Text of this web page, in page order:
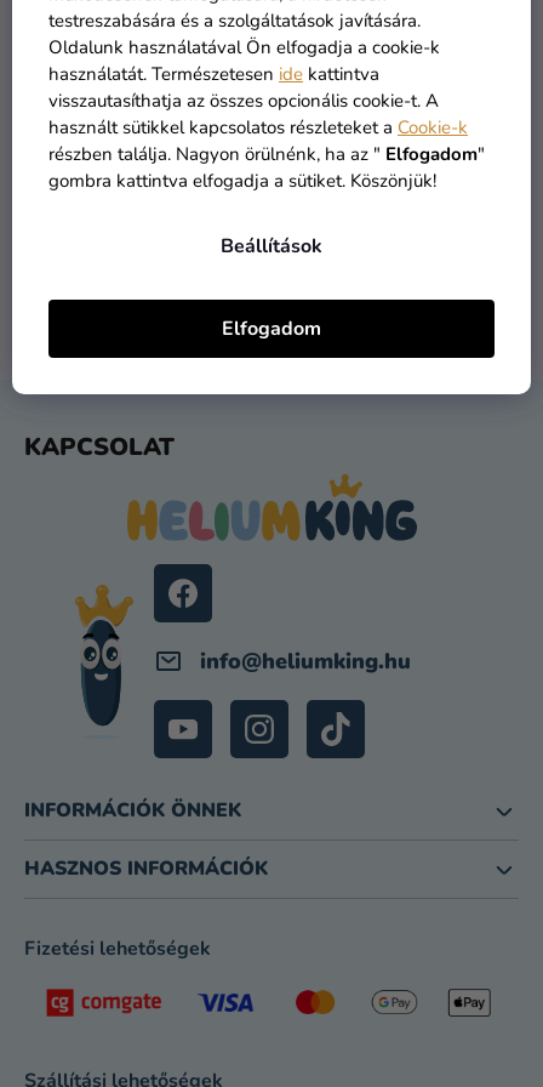
testreszabására és a szolgáltatások javítására.
Oldalunk használatával Ön elfogadja a cookie-k
használatát. Természetesen ide kattintva
visszautasíthatja az összes opcionális cookie-t. A
használt sütikkel kapcsolatos részleteket a Cookie-k
részben találja. Nagyon örülnénk, ha az " Elfogadom"
gombra kattintva elfogadja a sütiket. Köszönjük!
Beállítások
Elfogadom
Kreatív
kellékek
Témák
Személyre
szabott
Rólunk
ÁRU RAKTÁRON
INGYENES SZÁLLÍTÁS
1 NAPOS SZÁLLÍTÁS
feladást követően
VISSZAKÜLDÉS 30 NAP
ingyenes
KAPCSOLAT
info@heliumking.hu
INFORMÁCIÓK ÖNNEK
HASZNOS INFORMÁCIÓK
Fizetési lehetőségek
Szállítási lehetőségek